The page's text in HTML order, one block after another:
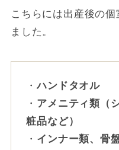
こちらには出産後の
ました。
・ハンドタオル
・ アメニティ類（
粧品など）
・ インナー類、骨